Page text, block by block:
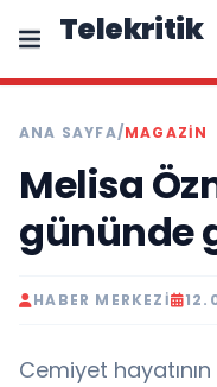
Telekritik
ANA SAYFA/MAGAZIN
Melisa
gününde
HABER MERKEZI
Cemiyet